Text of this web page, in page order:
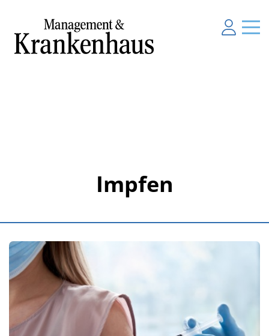
Impfen